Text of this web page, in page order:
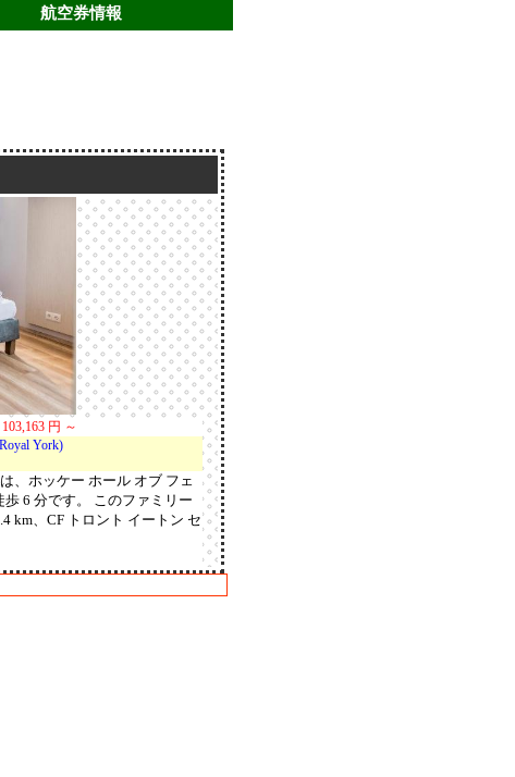
航空券情報
円 ～
York)
、ホッケー ホール オブ フェ
6 分です。 このファミリー
km、CF トロント イートン セ